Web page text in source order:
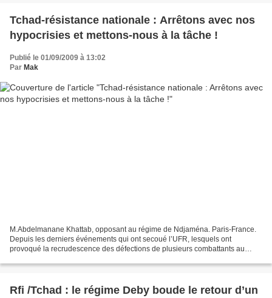
Tchad-résistance nationale : Arrêtons avec nos
hypocrisies et mettons-nous à la tâche !
Publié le 01/09/2009 à 13:02
Par Mak
M.Abdelmanane Khattab, opposant au régime de Ndjaména. Paris-France.
Depuis les derniers événements qui ont secoué l’UFR, lesquels ont
provoqué la recrudescence des défections de plusieurs combattants au
Rfi /Tchad : le régime Deby boude le retour d’un